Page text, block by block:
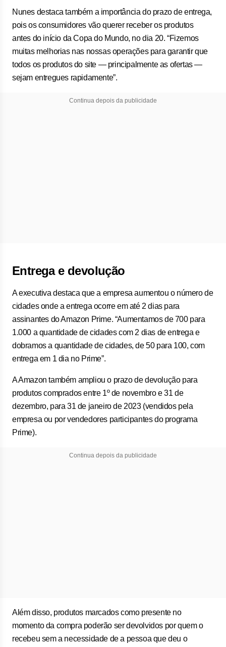
Nunes destaca também a importância do prazo de entrega,
pois os consumidores vão querer receber os produtos
antes do início da Copa do Mundo, no dia 20. “Fizemos
muitas melhorias nas nossas operações para garantir que
todos os produtos do site — principalmente as ofertas —
sejam entregues rapidamente”.
Continua depois da publicidade
Entrega e devolução
A executiva destaca que a empresa aumentou o número de
cidades onde a entrega ocorre em até 2 dias para
assinantes do Amazon Prime. “Aumentamos de 700 para
1.000 a quantidade de cidades com 2 dias de entrega e
dobramos a quantidade de cidades, de 50 para 100, com
entrega em 1 dia no Prime”.
A Amazon também ampliou o prazo de devolução para
produtos comprados entre 1º de novembro e 31 de
dezembro, para 31 de janeiro de 2023 (vendidos pela
empresa ou por vendedores participantes do programa
Prime).
Continua depois da publicidade
Além disso, produtos marcados como presente no
momento da compra poderão ser devolvidos por quem o
recebeu sem a necessidade de a pessoa que deu o